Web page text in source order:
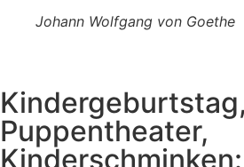
Johann Wolfgang von Goethe
Kindergeburtstag,
Puppentheater,
Kinderschminken: